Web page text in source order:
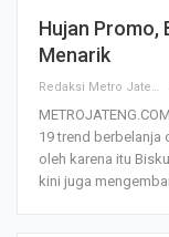
Hujan Promo,
Menarik
Redaksi Metro Jateng
19 trend berbelanja
oleh karena itu
kini juga